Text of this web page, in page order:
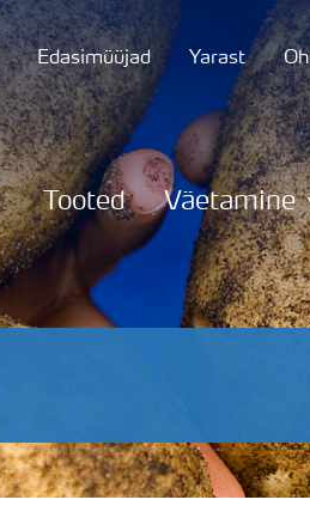
Edasimüüjad Yarast
Tooted Väetamine